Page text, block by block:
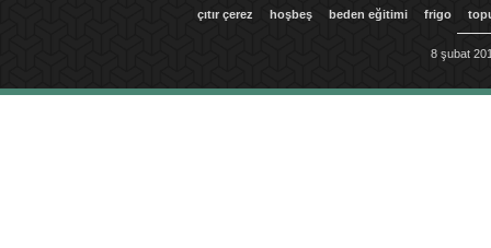
çıtır çerez hoşbeş beden eğitimi frigo
8 şubat